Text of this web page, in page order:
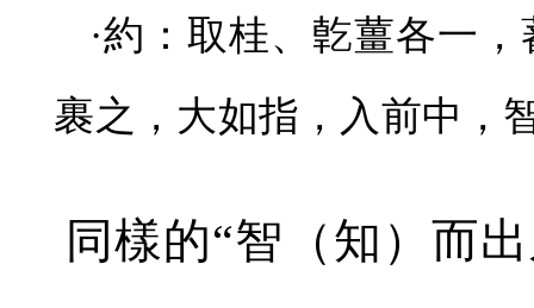
·約：取桂、亁薑各一
裹之，大如指，入前中，
同樣的“智（知）而